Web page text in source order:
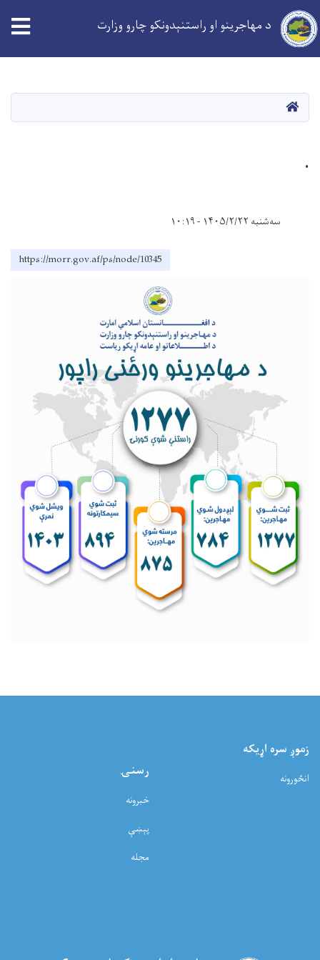
content
د مهاجرینو او راستنېدونکو چارو وزارت
کورپاڼه
.
سه‌شنبه ۱۴۰۵/۲/۲۲ - ۱۰:۱۹
https://morr.gov.af/ps/node/10345
زموږ سره اړيکه
انځورونه رسنۍ
خبرونه
پېښې
مجله